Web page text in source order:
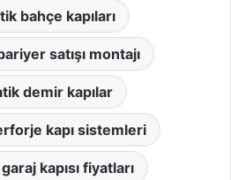
bahçe kapıları
satışı montajı
demir kapılar
kapı sistemleri
kapısı fiyatları